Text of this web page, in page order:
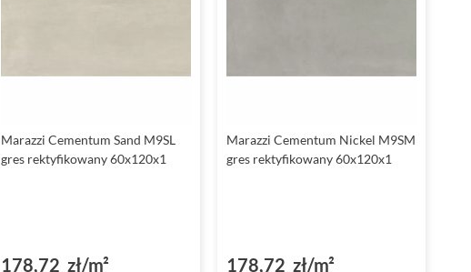
Marazzi Cementum Sand M9SL
gres rektyfikowany 60x120x1
178,72 zł/m²
Marazzi Cementum Nickel M9SM
gres rektyfikowany 60x120x1
178,72 zł/m²